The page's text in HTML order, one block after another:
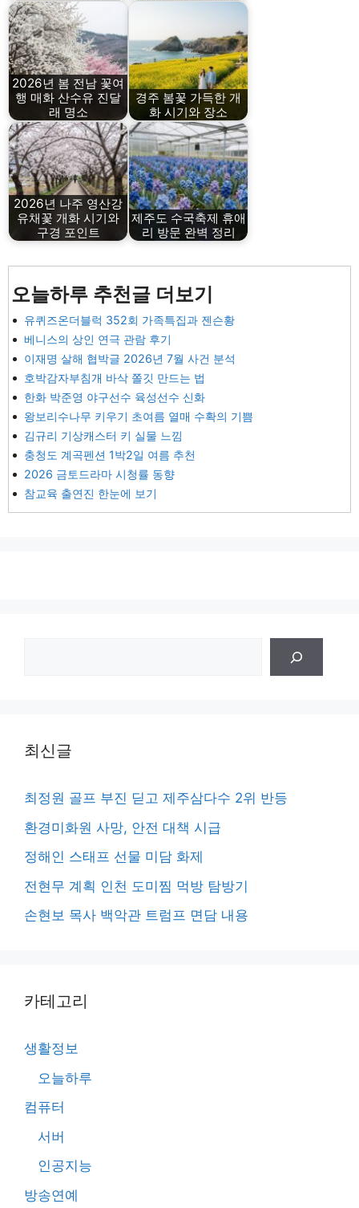
2026년 봄 전남 꽃여
행 매화 산수유 진달
래 명소
경주 봄꽃 가득한 개
화 시기와 장소
2026년 나주 영산강
유채꽃 개화 시기와
구경 포인트
제주도 수국축제 휴애
리 방문 완벽 정리
오늘하루 추천글 더보기
유퀴즈온더블럭 352회 가족특집과 젠슨황
베니스의 상인 연극 관람 후기
이재명 살해 협박글 2026년 7월 사건 분석
호박감자부침개 바삭 쫄깃 만드는 법
한화 박준영 야구선수 육성선수 신화
왕보리수나무 키우기 초여름 열매 수확의 기쁨
김규리 기상캐스터 키 실물 느낌
충청도 계곡펜션 1박2일 여름 추천
2026 금토드라마 시청률 동향
참교육 출연진 한눈에 보기
최신글
최정원 골프 부진 딛고 제주삼다수 2위 반등
환경미화원 사망, 안전 대책 시급
정해인 스태프 선물 미담 화제
전현무 계획 인천 도미찜 먹방 탐방기
손현보 목사 백악관 트럼프 면담 내용
카테고리
생활정보
오늘하루
컴퓨터
서버
인공지능
방송연예